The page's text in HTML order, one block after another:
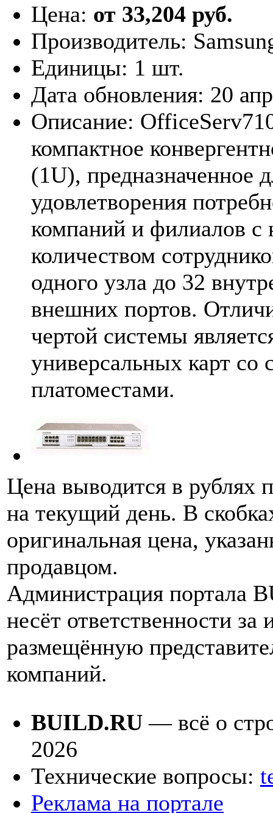
Цена: от 33,204 руб.
Производитель:
Единицы: 1 шт.
Дата обновления: 20
Описание:
компактное
(1U), предназначенное
удовлетворения
компаний и филиалов с
количеством
одного узла до 32
внешних портов.
чертой системы
универсальных карт со
платоместами.
Цена выводится в рублях
на текущий день. В
оригинальная цена,
продавцом.
Администрация портала
несёт ответственности
размещённую
компаний.
BUILD.RU — всё о
2026
Технические вопросы:
Реклама на портале